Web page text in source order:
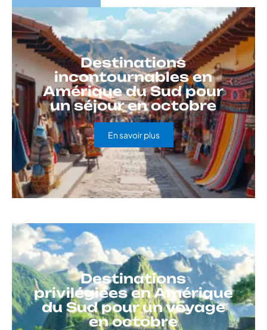
Destinations
incontournables en
Amérique du Sud pour
un séjour en octobre
En savoir plus
Destinations
privilégiées en Amérique
du Sud pour un voyage
en octobre